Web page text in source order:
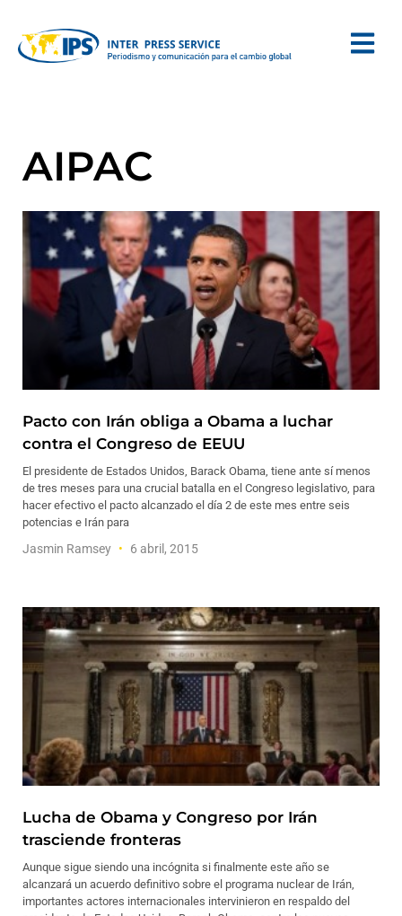
AIPAC
Pacto con Irán obliga a Obama a luchar
contra el Congreso de EEUU
El presidente de Estados Unidos, Barack Obama, tiene ante sí menos
de tres meses para una crucial batalla en el Congreso legislativo, para
hacer efectivo el pacto alcanzado el día 2 de este mes entre seis
potencias e Irán para
Jasmin Ramsey 6 abril, 2015
Lucha de Obama y Congreso por Irán
trasciende fronteras
Aunque sigue siendo una incógnita si finalmente este año se
alcanzará un acuerdo definitivo sobre el programa nuclear de Irán,
importantes actores internacionales intervinieron en respaldo del